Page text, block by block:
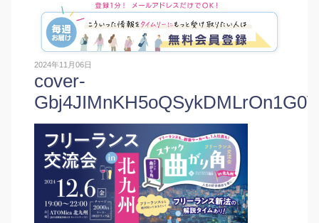
2024年11月06日
cover-